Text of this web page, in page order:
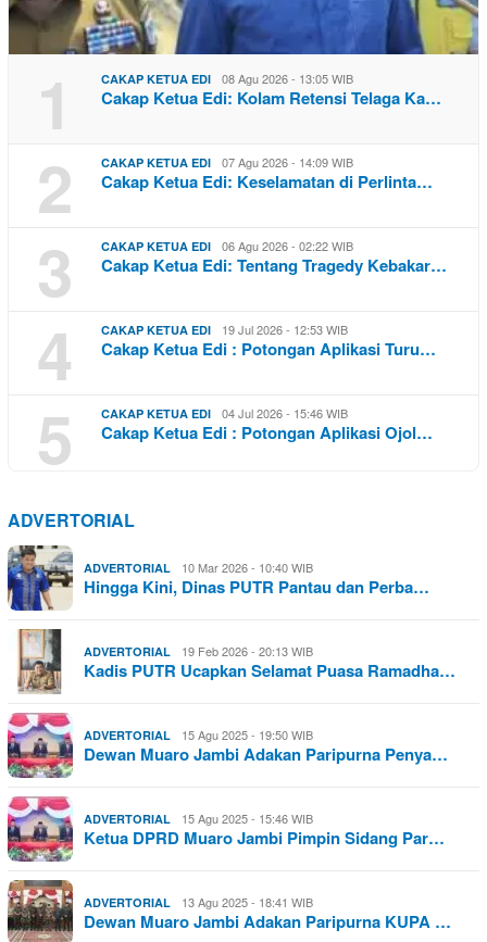
1 CAKAP KETUA EDI 08 Agu 2026 - 13:05 WIB
Cakap Ketua Edi: Kolam Retensi Telaga Ka…
2 CAKAP KETUA EDI 07 Agu 2026 - 14:09 WIB
Cakap Ketua Edi: Keselamatan di Perlinta…
3 CAKAP KETUA EDI 06 Agu 2026 - 02:22 WIB
Cakap Ketua Edi: Tentang Tragedy Kebakar…
4 CAKAP KETUA EDI 19 Jul 2026 - 12:53 WIB
Cakap Ketua Edi : Potongan Aplikasi Turu…
5 CAKAP KETUA EDI 04 Jul 2026 - 15:46 WIB
Cakap Ketua Edi : Potongan Aplikasi Ojol…
ADVERTORIAL
ADVERTORIAL 10 Mar 2026 - 10:40 WIB
Hingga Kini, Dinas PUTR Pantau dan Perba…
ADVERTORIAL 19 Feb 2026 - 20:13 WIB
Kadis PUTR Ucapkan Selamat Puasa Ramadha…
ADVERTORIAL 15 Agu 2025 - 19:50 WIB
Dewan Muaro Jambi Adakan Paripurna Penya…
ADVERTORIAL 15 Agu 2025 - 15:46 WIB
Ketua DPRD Muaro Jambi Pimpin Sidang Par…
ADVERTORIAL 13 Agu 2025 - 18:41 WIB
Dewan Muaro Jambi Adakan Paripurna KUPA …